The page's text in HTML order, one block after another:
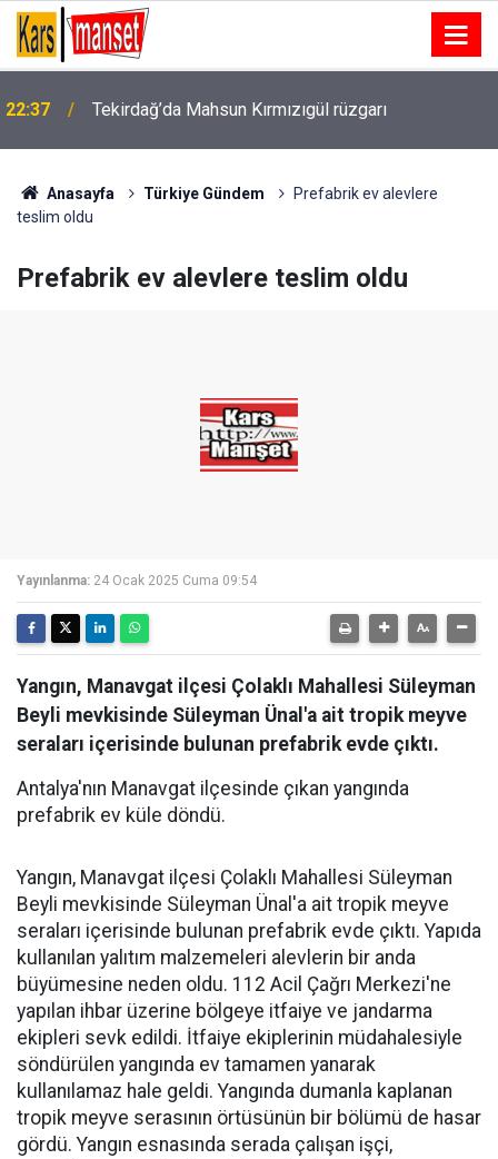
22:37 Tekirdağ’da Mahsun Kırmızıgül rüzgarı
22:36 Konteyner ev alevlere teslim oldu
Anasayfa Türkiye Gündem
Prefabrik ev alevlere
teslim oldu
Prefabrik ev alevlere teslim oldu
Yayınlanma: 24 Ocak 2025 Cuma 09:54
Yangın, Manavgat ilçesi Çolaklı Mahallesi Süleyman
Beyli mevkisinde Süleyman Ünal'a ait tropik meyve
seraları içerisinde bulunan prefabrik evde çıktı.
Antalya'nın Manavgat ilçesinde çıkan yangında
prefabrik ev küle döndü.
Yangın, Manavgat ilçesi Çolaklı Mahallesi Süleyman
Beyli mevkisinde Süleyman Ünal'a ait tropik meyve
seraları içerisinde bulunan prefabrik evde çıktı. Yapıda
kullanılan yalıtım malzemeleri alevlerin bir anda
büyümesine neden oldu. 112 Acil Çağrı Merkezi'ne
yapılan ihbar üzerine bölgeye itfaiye ve jandarma
ekipleri sevk edildi. İtfaiye ekiplerinin müdahalesiyle
söndürülen yangında ev tamamen yanarak
kullanılamaz hale geldi. Yangında dumanla kaplanan
tropik meyve serasının örtüsünün bir bölümü de hasar
gördü. Yangın esnasında serada çalışan işçi,